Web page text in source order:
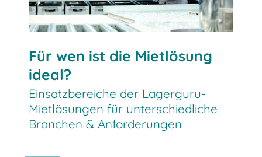
Für wen ist die Mietlösung
ideal?
Einsatzbereiche der Lagerguru-
Mietlösungen für unterschiedliche
Branchen & Anforderungen